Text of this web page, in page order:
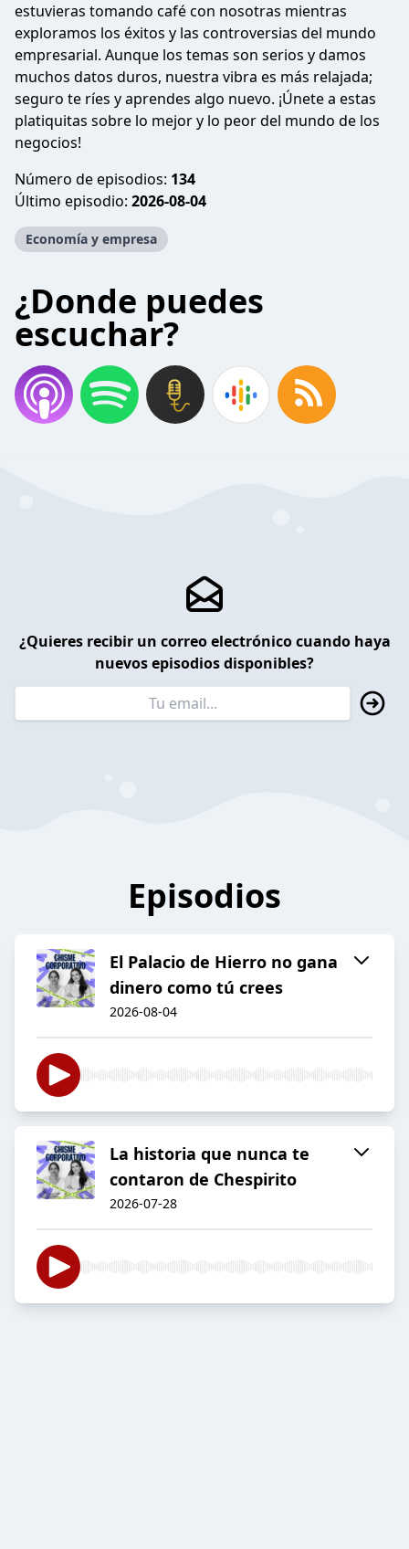
estuvieras tomando café con nosotras mientras
exploramos los éxitos y las controversias del mundo
empresarial. Aunque los temas son serios y damos
muchos datos duros, nuestra vibra es más relajada;
seguro te ríes y aprendes algo nuevo. ¡Únete a estas
platiquitas sobre lo mejor y lo peor del mundo de los
negocios!
Número de episodios: 134
Último episodio: 2026-08-04
Economía y empresa
¿Donde puedes
escuchar?
¿Quieres recibir un correo electrónico cuando haya
nuevos episodios disponibles?
Episodios
El Palacio de Hierro no gana
dinero como tú crees
2026-08-04
La historia que nunca te
contaron de Chespirito
2026-07-28